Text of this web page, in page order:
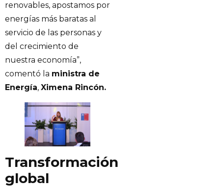
renovables, apostamos por
energías más baratas al
servicio de las personas y
del crecimiento de
nuestra economía”,
comentó la ministra de
Energía, Ximena Rincón.
Transformación
global